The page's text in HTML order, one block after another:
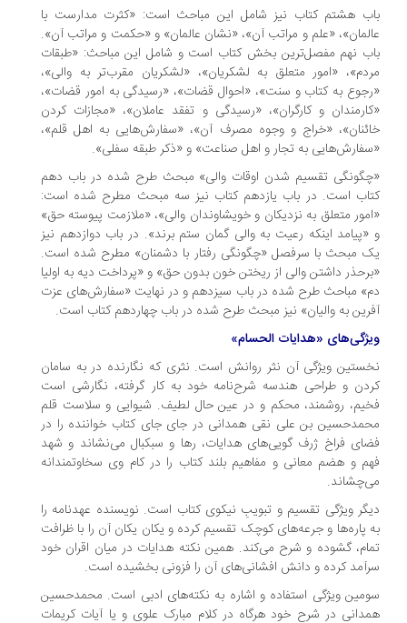
هشتم کتاب نیز شامل این مباحث است: «کثرت مدارست با
«علم و مراتب آن»، «نشان عالمان» و «حکمت و مراتب آن».
نهم مفصل‌ترین بخش کتاب است و شامل این مباحث: «طبقات
«امور متعلق به لشکریان»، «لشکریان مقرب‌تر به والی»،
به کتاب و سنت»، «احوال قضات»، «رسیدگی به امور قضات»،
و کارگران»، «رسیدگی و تفقد عاملان»، «مجازات کردن
«خراج و وجوه مصرف آن»، «سفارش‌هایی به اهل قلم»،
به تجار و اهل صناعت» و «ذکر طبقه سفلی».
تقسیم شدن اوقات والی» مبحث طرح شده در باب دهم
است. در باب یازدهم کتاب نیز سه مبحث مطرح شده است:
متعلق به نزدیکان و خویشاوندان والی»، «ملازمت پیوسته حق»
اینکه رعیت به والی گمان ستم برند». در باب دوازدهم نیز
مبحث با سرفصل «چگونگی رفتار با دشمنان» مطرح شده است.
داشتن والی از ریختن خون بدون حق» و «پرداخت دیه به اولیا
مباحث طرح شده در باب سیزدهم و در نهایت «سفارش‌های عزت
به والیان» نیز مبحث طرح شده در باب چهاردهم کتاب است.
«هدایات الحسام»
ویژگی آن نثر روانش است. نثری که نگارنده در به سامان
و طراحی هندسه شرح‌نامه خود به کار گرفته، نگارشی است
روشمند، محکم و در عین حال لطیف. شیوایی و سلاست قلم
بن علی نقی همدانی در جای جای کتاب خواننده را در
فراخ ژرف گویی‌های هدایات، رها و سبکبال می‌نشاند و شهد
و هضم معانی و مفاهیم بلند کتاب را در کام وی سخاوتمندانه
ویژگی تقسیم و تبویبِ نیکوی کتاب است. نویسنده عهدنامه را
پاره‌ها و جرعه‌های کوچک تقسیم کرده و یکان یکان آن را با ظرافت
گشوده و شرح می‌کند. همین نکته هدایات در میان اقران خود
کرده و دانش افشانی‌های آن را فزونی بخشیده است.
ویژگی استفاده و اشاره به نکته‌های ادبی است. محمدحسین
در شرح خود هرگاه در کلام مبارک علوی و یا آیات کریمات